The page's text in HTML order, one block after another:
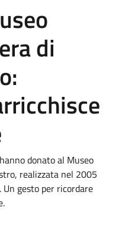
di
donato al Museo
realizzata nel 2005
gesto per ricordare